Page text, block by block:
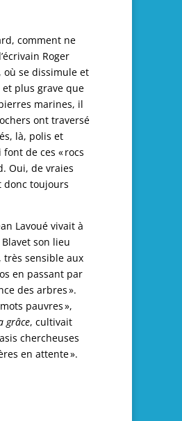
comment ne
Roger
où se dissimule et
plus grave que
marines, il
ont traversé
là, polis et
de ces « rocs
Oui, de vraies
donc toujours
Lavoué vivait à
son lieu
très sensible aux
en passant par
des arbres ».
pauvres »,
grâce, cultivait
chercheuses
en attente ».